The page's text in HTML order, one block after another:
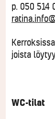
p. 050 514
joista
WC-tilat